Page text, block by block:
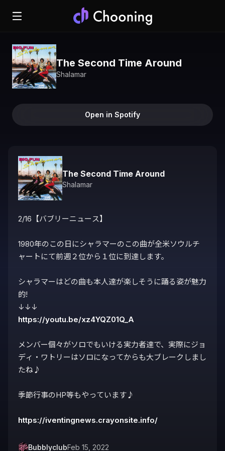
The Second Time Around
Shalamar
Open in Spotify
The Second Time Around
Shalamar
2/16【バブリーニュース】
1980年のこの日にシャラマーのこの曲が全米ソウルチ
ャートにて前週２位から１位に到達します。
シャラマーはどの曲も本人達が楽しそうに踊る姿が魅力
的!
https://youtu.be/xz4YQZ01Q_A
メンバー個々がソロでもいける実力者達で、実際にジョ
ディ・ワトリーはソロになってからも大ブレークしまし
たね♪
季節行事のHP等もやっています♪
https://iventingnews.crayonsite.info/
BubblyclubFeb 15, 2022